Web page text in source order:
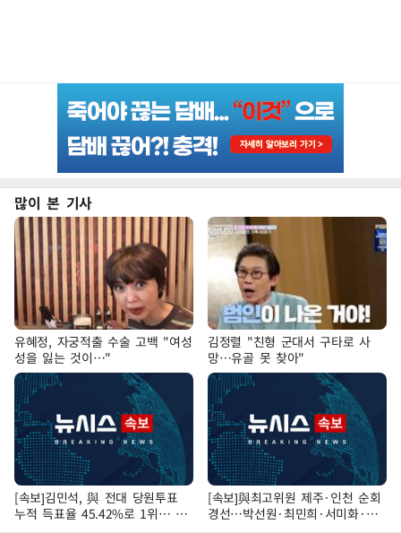
많이 본 기사
유혜정, 자궁적출 수술 고백 "여성
성을 잃는 것이…"
김정렬 "친형 군대서 구타로 사
망…유골 못 찾아"
[속보]김민석, 與 전대 당원투표
누적 득표율 45.42%로 1위… 정
청래 44.56%
[속보]與최고위원 제주·인천 순회
경선…박선원·최민희·서미화·한
민수·김용 순